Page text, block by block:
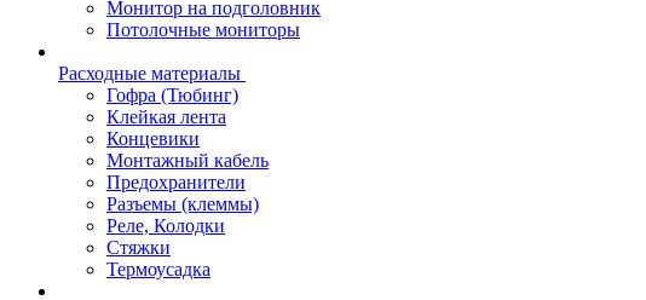
Монитор на подголовник
Потолочные мониторы
Расходные материалы
Гофра (Тюбинг)
Клейкая лента
Концевики
Монтажный кабель
Предохранители
Разъемы (клеммы)
Реле, Колодки
Стяжки
Термоусадка